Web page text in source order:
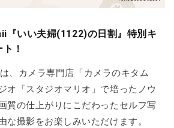
『いい夫婦(1122)の日割』特別キ
！
、カメラ専門店「カメラのキタム
オ「スタジオマリオ」で培ったノウ
質の仕上がりにこだわったセルフ写
な撮影をお楽しみいただけます。